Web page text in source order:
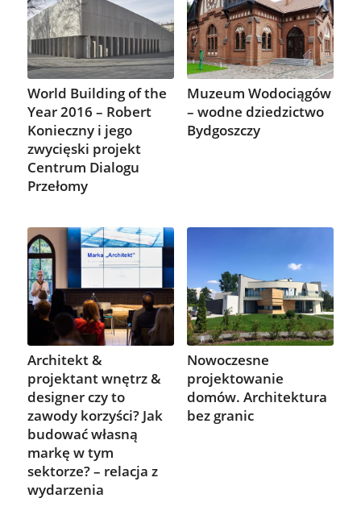
World Building of the
Year 2016 – Robert
Konieczny i jego
zwycięski projekt
Centrum Dialogu
Przełomy
Muzeum Wodociągów
– wodne dziedzictwo
Bydgoszczy
Architekt &
projektant wnętrz &
designer czy to
zawody korzyści? Jak
budować własną
markę w tym
sektorze? – relacja z
wydarzenia
Nowoczesne
projektowanie
domów. Architektura
bez granic